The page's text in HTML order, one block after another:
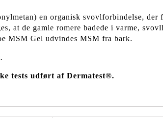
en organisk svovlforbindelse,
at de gamle romere badede i varme,
MSM Gel udvindes MSM fra bark.
tests udført af Dermatest®.